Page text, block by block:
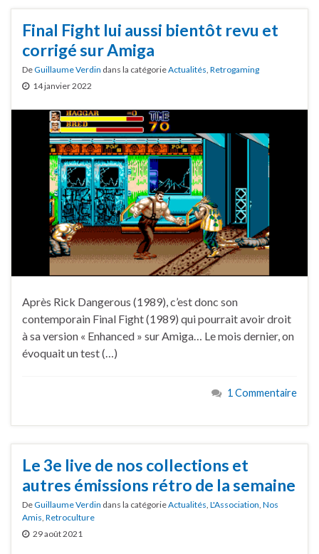
Final Fight lui aussi bientôt revu et
corrigé sur Amiga
DeGuillaume Verdin dans la catégorieActualités Retrogaming
14 janvier 2022
Après Rick Dangerous (1989), c’est donc son
contemporain Final Fight (1989) qui pourrait avoir droit
à sa version « Enhanced » sur Amiga… Le mois dernier, on
évoquait un test (…)
1 Commentaire
Le 3e live de nos collections et
autres émissions rétro de la semaine
DeGuillaume Verdin dans la catégorieActualités L'Association Nos
Amis Retroculture
29 août 2021